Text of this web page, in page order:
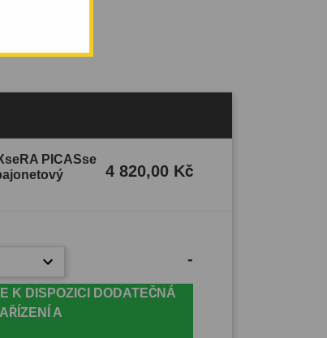
PICASse
4 820,00 Kč
-
K DISPOZICI DODATEČNÁ
A